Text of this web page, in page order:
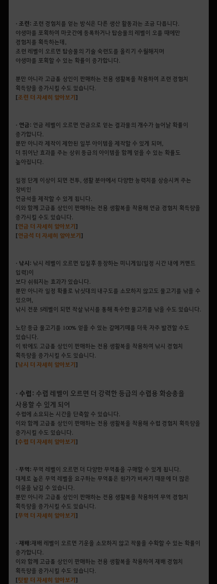
• 조련: 조련 경험치를 얻는 방식은 다른 생산 활동과는 조금 다릅니다.
야생마를 포획하여 마굿간에 등록하거나 탑승물의 레벨이 오를 때에만
경험치를 획득하는데,
조련 레벨이 오르면 탑승물의 기술 숙련도를 올리기 수월해지며
야생마를 포획할 수 있는 확률이 증가합니다.
뿐만 아니라 고급품 상인이 판매하는 전용 생활복을 착용하여 조련 경험치
획득량을 증가시킬 수도 있습니다.
[조련 더 자세히 알아보기]
• 연금: 연금 레벨이 오르면 연금으로 얻는 결과물의 개수가 늘어날 확률이
증가합니다.
뿐만 아니라 제작이 제한된 일부 아이템을 제작할 수 있게 되며,
더 뛰어난 효과를 주는 상위 등급의 아이템을 함께 얻을 수 있는 확률도
높아집니다.
일정 단계 이상이 되면 전투, 생활 분야에서 다양한 능력치를 상승시켜 주는
장비인
연금석을 제작할 수 있게 됩니다.
이와 함께 고급품 상인이 판매하는 전용 생활복을 착용해 연금 경험치 획득량을
증가시킬 수도 있습니다.
[연금 더 자세히 알아보기]
[연금석 더 자세히 알아보기]
• 낚시: 낚시 레벨이 오르면 입질후 등장하는 미니게임(일정 시간 내에 커맨드
입력)이
보다 쉬워지는 효과가 있습니다.
뿐만 아니라 일정 확률로 낚싯대의 내구도를 소모하지 않고도 물고기를 낚을 수
있으며,
낚시 전문 5레벨이 되면 작살 낚시를 통해 특수한 물고기를 낚을 수도 있습니다.
노란 등급 물고기를 100% 얻을 수 있는 갈메기떼를 더욱 자주 발견할 수도
있습니다.
이 밖에도 고급품 상인이 판매하는 전용 생활복을 착용하여 낚시 경험치
획득량을 증가시킬 수도 있습니다.
[낚시 더 자세히 알아보기]
• 수렵: 수렵 레벨이 오르면 더 강력한 등급의 수렵용 화승총을
사용할 수 있게 되어
수렵에 소요되는 시간을 단축할 수 있습니다.
이와 함께 고급품 상인이 판매하는 전용 생활복을 착용해 수렵 경험치 획득량을
증가시킬 수도 있습니다.
[수렵 더 자세히 알아보기]
• 무역: 무역 레벨이 오르면 더 다양한 무역품을 구매할 수 있게 됩니다.
대체로 높은 무역 레벨을 요구하는 무역품은 원가가 비싸기 때문에 더 많은
이윤을 남길 수 있습니다.
뿐만 아니라 고급품 상인이 판매하는 전용 생활복을 착용하여 무역 경험치
획득량을 증가시킬 수도 있습니다.
[무역 더 자세히 알아보기]
• 재배:재배 레벨이 오르면 기운을 소모하지 않고 작물을 수확할 수 있는 확률이
증가합니다.
이와 함께 고급품 상인이 판매하는 전용 생활복을 착용하여 재배 경험치
획득량을 증가시킬 수도 있습니다.
[텃밭 더 자세히 알아보기]